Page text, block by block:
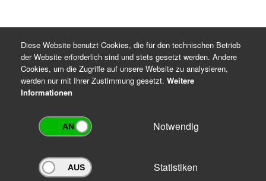
Archivportal Thüringen
Diese Website benutzt Cookies, die für den technischen Betrieb
der Website erforderlich sind und stets gesetzt werden. Andere
Cookies, um die Zugriffe auf unsere Website zu analysieren,
werden nur mit Ihrer Zustimmung gesetzt. Weitere
Informationen
Notwendig
Statistiken